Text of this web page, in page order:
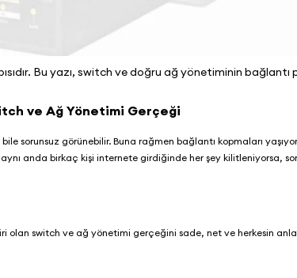
Bu yazı, switch ve doğru ağ yönetiminin bağlantı
ve Ağ Yönetimi Gerçeği
sorunsuz görünebilir. Buna rağmen bağlantı kopmaları
anda birkaç kişi internete girdiğinde her şey kilitleniyorsa,
olanswitch ve ağ yönetimi gerçeğini sade, net ve herkesin